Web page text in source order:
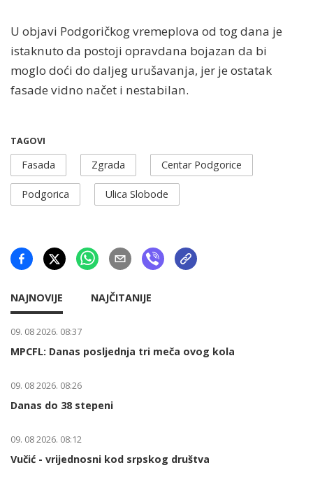
U objavi Podgoričkog vremeplova od tog dana je
istaknuto da postoji opravdana bojazan da bi
moglo doći do daljeg urušavanja, jer je ostatak
fasade vidno načet i nestabilan.
TAGOVI
Fasada Zgrada Centar Podgorice
Podgorica Ulica Slobode
NAJNOVIJE NAJČITANIJE
09. 08 2026. 08:37
MPCFL: Danas posljednja tri meča ovog kola
09. 08 2026. 08:26
Danas do 38 stepeni
09. 08 2026. 08:12
Vučić - vrijednosni kod srpskog društva